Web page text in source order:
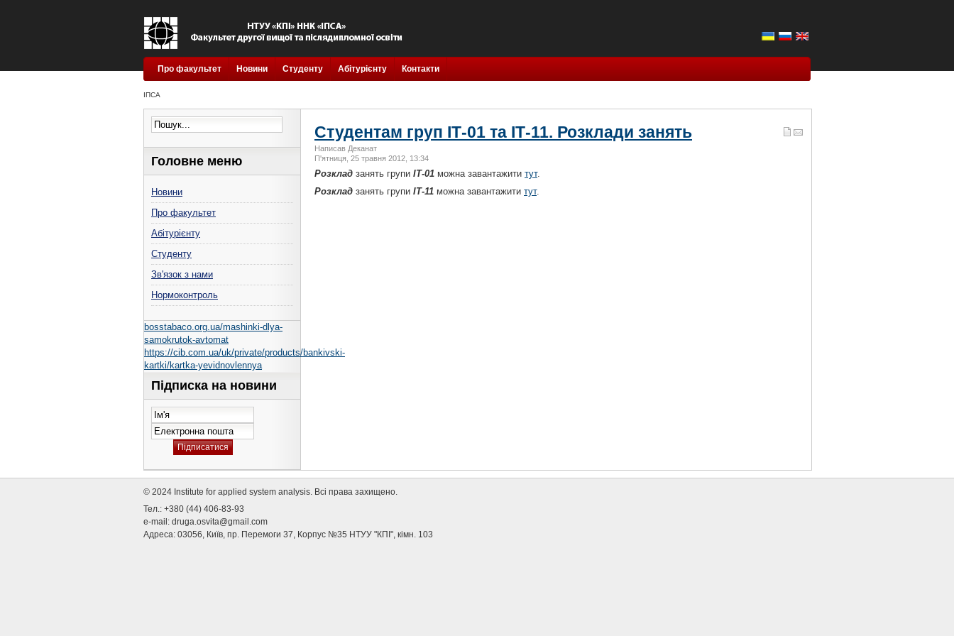
Про факультет Новини Студенту Абітурієнту Контакти
ІПСА
Студентам груп ІТ-01 та ІТ-11. Розклади занять
Написав Деканат
П'ятниця, 25 травня 2012, 13:34
Розклад занять групи ІТ-01 можна завантажити тут.
Розклад занять групи ІТ-11 можна завантажити тут.
Головне меню
Новини
Про факультет
Абітурієнту
Студенту
Зв'язок з нами
Нормоконтроль
bosstabaco.org.ua/mashinki-dlya-
samokrutok-avtomat
https://cib.com.ua/uk/private/products/bankivski-
kartki/kartka-yevidnovlennya
Підписка на новини
© 2024 Institute for applied system analysis. Всі права захищено.
Тел.: +380 (44) 406-83-93
e-mail: druga.osvita@gmail.com
Адреса: 03056, Київ, пр. Перемоги 37, Корпус №35 НТУУ "КПІ", кімн. 103